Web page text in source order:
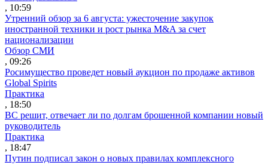
, 10:59
Утренний обзор за 6 августа: ужесточение закупок
иностранной техники и рост рынка M&A за счет
национализации
Обзор СМИ
, 09:26
Росимущество проведет новый аукцион по продаже активов
Global Spirits
Практика
, 18:50
ВС решит, отвечает ли по долгам брошенной компании новый
руководитель
Практика
, 18:47
Путин подписал закон о новых правилах комплексного